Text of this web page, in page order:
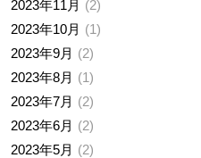
2023年11月
2
2023年10月
1
2023年9月
2
2023年8月
1
2023年7月
2
2023年6月
2
2023年5月
2